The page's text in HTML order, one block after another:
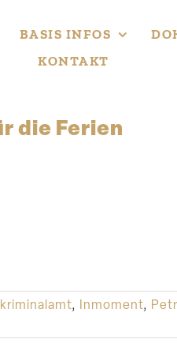
BASIS INFOS
KONTAKT
die Ferien
, Inmoment,